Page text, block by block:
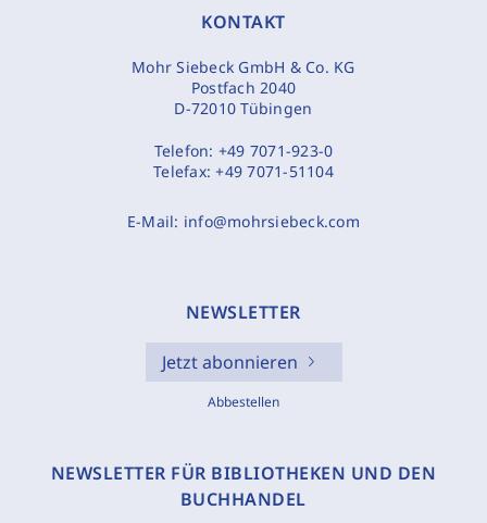
KONTAKT
Mohr Siebeck GmbH & Co. KG
Postfach 2040
D-72010 Tübingen
Telefon: +49 7071-923-0
Telefax:+49 7071-51104
E-Mail: info@mohrsiebeck.com
NEWSLETTER
Jetzt abonnieren
Abbestellen
NEWSLETTER FÜR BIBLIOTHEKEN UND DEN
BUCHHANDEL